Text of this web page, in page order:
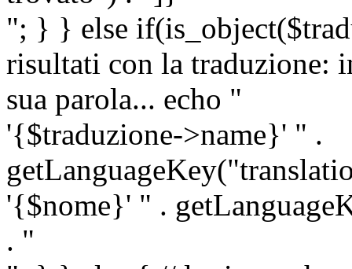
"; } } else
risultati con la traduzione:
sua parola... echo "
'{$traduzione->name}' " .
'{$nome}' " .
. "